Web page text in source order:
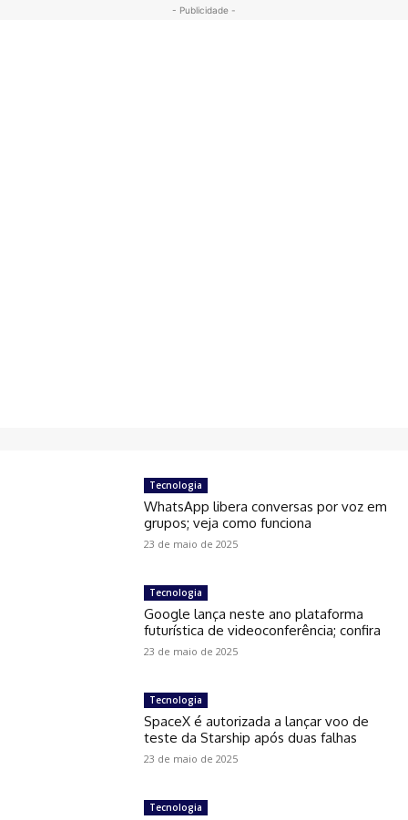
- Publicidade -
Tecnologia
WhatsApp libera conversas por voz em
grupos; veja como funciona
23 de maio de 2025
Tecnologia
Google lança neste ano plataforma
futurística de videoconferência; confira
23 de maio de 2025
Tecnologia
SpaceX é autorizada a lançar voo de
teste da Starship após duas falhas
23 de maio de 2025
Tecnologia